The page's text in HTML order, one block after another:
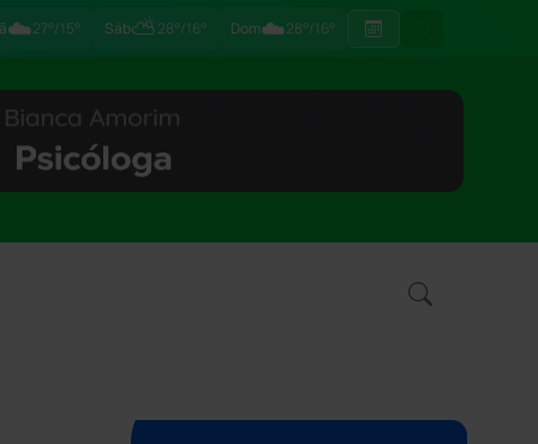
☁️27°/15° Sáb⛅28°/16° Dom☁️28°/16°